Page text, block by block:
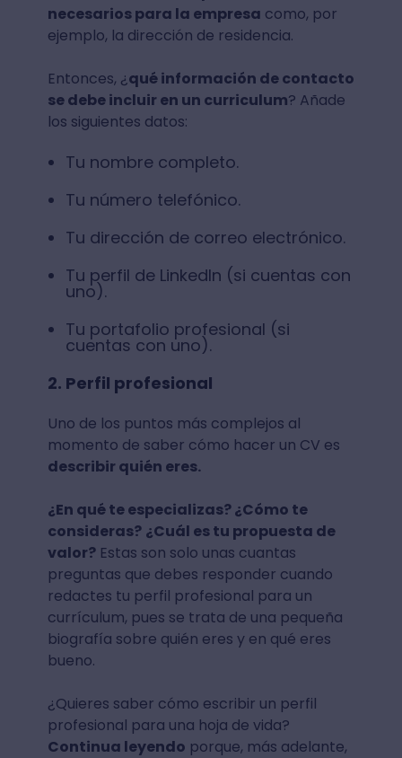
necesarios para la empresa como, por
ejemplo, la dirección de residencia.
Entonces, ¿qué información de contacto
se debe incluir en un curriculum? Añade
los siguientes datos:
Tu nombre completo.
Tu número telefónico.
Tu dirección de correo electrónico.
Tu perfil de LinkedIn (si cuentas con
uno).
Tu portafolio profesional (si
cuentas con uno).
2. Perfil profesional
Uno de los puntos más complejos al
momento de saber cómo hacer un CV es
describir quién eres.
¿En qué te especializas? ¿Cómo te
consideras? ¿Cuál es tu propuesta de
valor?Estas son solo unas cuantas
preguntas que debes responder cuando
redactes tu perfil profesional para un
currículum, pues se trata de una pequeña
biografía sobre quién eres y en qué eres
bueno.
¿Quieres saber cómo escribir un perfil
profesional para una hoja de vida?
Continua leyendo porque, más adelante,